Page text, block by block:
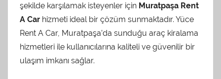
a
n
şekilde karşılamak isteyenler için Muratpaşa Rent
A Car hizmeti ideal bir çözüm sunmaktadır. Yüce
Rent A Car, Muratpaşa’da sunduğu araç kiralama
hizmetleri ile kullanıcılarına kaliteli ve güvenilir bir
ulaşım imkanı sağlar.